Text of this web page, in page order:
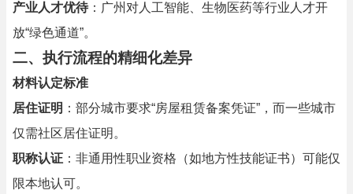
产业人才优待：广州对人工智能、生物医药等行业人才开
放“绿色通道”。
二、执行流程的精细化差异
材料认定标准
居住证明 ：部分城市要求“房屋租赁备案凭证”，而一些城市
仅需社区居住证明。
职称认证 ：非通用性职业资格（如地方性技能证书）可能仅
限本地认可。